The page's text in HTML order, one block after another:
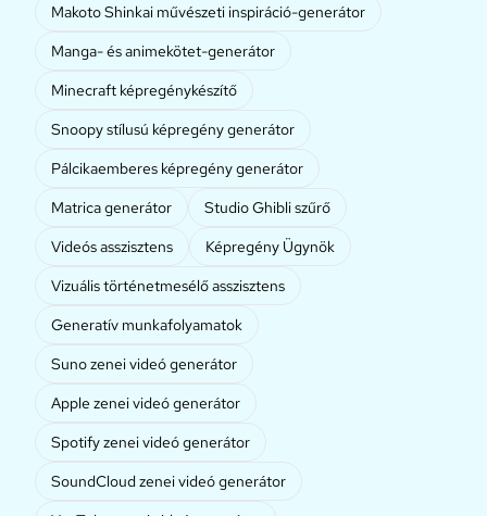
Makoto Shinkai művészeti inspiráció-generátor
Manga- és animekötet-generátor
Minecraft képregénykészítő
Snoopy stílusú képregény generátor
Pálcikaemberes képregény generátor
Matrica generátor
Studio Ghibli szűrő
Videós asszisztens
Képregény Ügynök
Vizuális történetmesélő asszisztens
Generatív munkafolyamatok
Suno zenei videó generátor
Apple zenei videó generátor
Spotify zenei videó generátor
SoundCloud zenei videó generátor